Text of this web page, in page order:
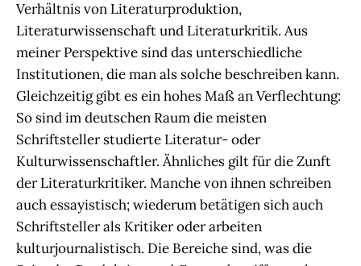
Verhältnis von Literaturproduktion,
Literaturwissenschaft und Literaturkritik. Aus
meiner Perspektive sind das unterschiedliche
Institutionen, die man als solche beschreiben kann.
Gleichzeitig gibt es ein hohes Maß an Verflechtung:
So sind im deutschen Raum die meisten
Schriftsteller studierte Literatur- oder
Kulturwissenschaftler. Ähnliches gilt für die Zunft
der Literaturkritiker. Manche von ihnen schreiben
auch essayistisch; wiederum betätigen sich auch
Schriftsteller als Kritiker oder arbeiten
kulturjournalistisch. Die Bereiche sind, was die